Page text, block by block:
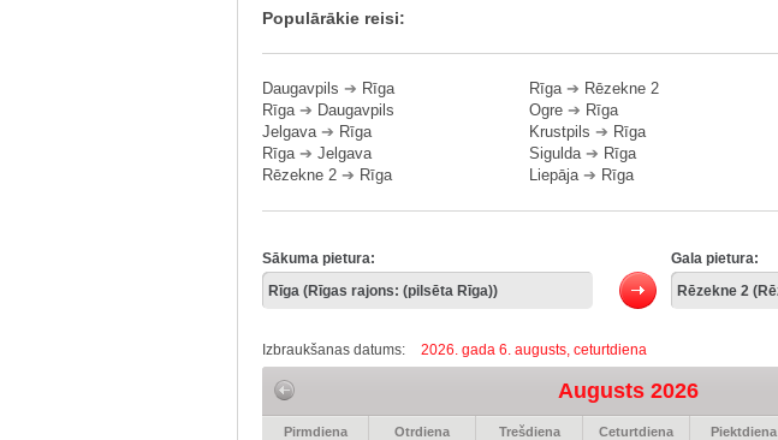
Populārākie reisi:
Daugavpils ➔ Rīga
Rīga➔ Daugavpils
Jelgava➔ Rīga
Rīga➔ Jelgava
Rēzekne 2 ➔ Rīga
Rīga➔ Rēzekne 2
Ogre ➔ Rīga
Krustpils ➔ Rīga
Sigulda➔ Rīga
Liepāja➔ Rīga
Sākuma pietura: Gala pietura:
Izbraukšanas datums: 2026. gada 6. augusts, ceturtdiena
Augusts 2026
Pirmdiena Otrdiena Trešdiena Ceturtdiena Piektdiena